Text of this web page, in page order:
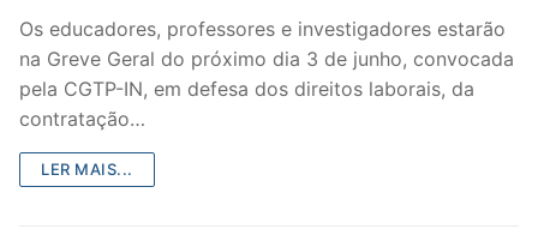
Os educadores, professores e investigadores estarão
na Greve Geral do próximo dia 3 de junho, convocada
pela CGTP-IN, em defesa dos direitos laborais, da
contratação…
LER MAIS...